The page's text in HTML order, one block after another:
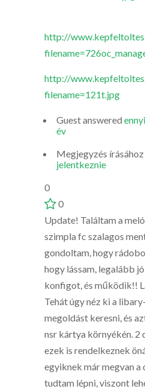
http://
http://
filename=121t.jpg
Guestanswered
év
Megjegyzés írásához
jelentkeznie
0
0
Update! Találtam a
szimpla fc szalagos
gondoltam, hogy
hogy lássam, legalább
konfigot, és működik!!
Tehát úgy néz ki a
megoldást keresni, és
nsr kártya környékén. 2
ezek is rendelkeznek
egyiknek már megvan a
tudtam lépni, viszont